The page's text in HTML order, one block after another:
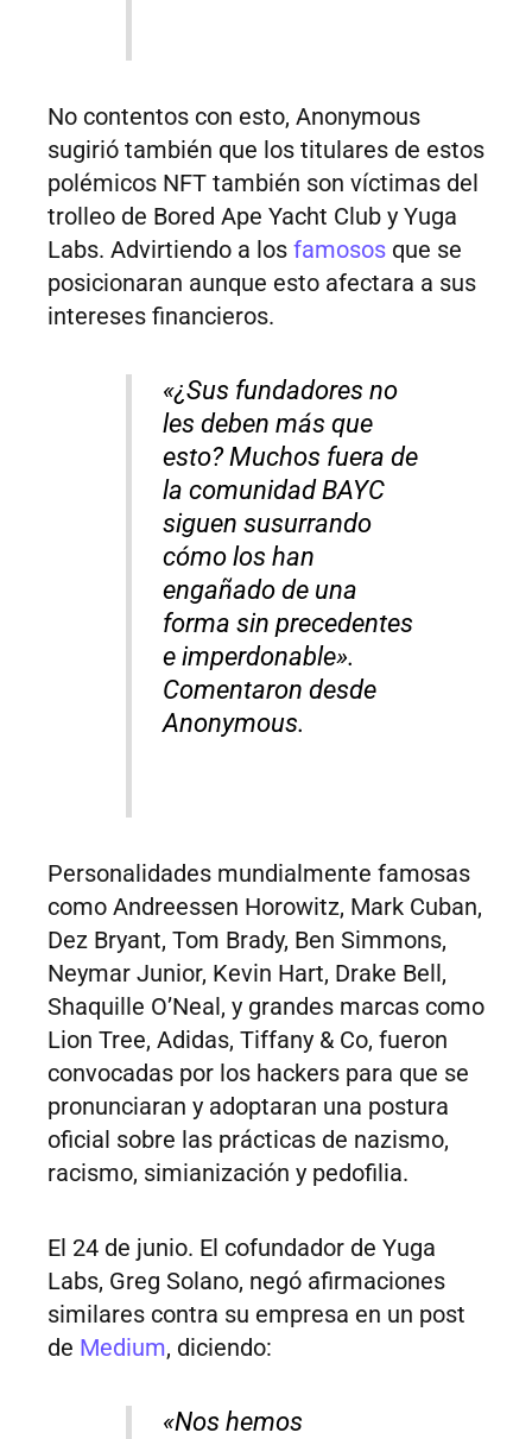
No contentos con esto, Anonymous
sugirió también que los titulares de estos
polémicos NFT también son víctimas del
trolleo de Bored Ape Yacht Club y Yuga
Labs. Advirtiendo a los famosos que se
posicionaran aunque esto afectara a sus
intereses financieros.
«¿Sus fundadores no
les deben más que
esto? Muchos fuera de
la comunidad BAYC
siguen susurrando
cómo los han
engañado de una
forma sin precedentes
e imperdonable».
Comentaron desde
Anonymous.
Personalidades mundialmente famosas
como Andreessen Horowitz, Mark Cuban,
Dez Bryant, Tom Brady, Ben Simmons,
Neymar Junior, Kevin Hart, Drake Bell,
Shaquille O’Neal, y grandes marcas como
Lion Tree, Adidas, Tiffany & Co, fueron
convocadas por los hackers para que se
pronunciaran y adoptaran una postura
oficial sobre las prácticas de nazismo,
racismo, simianización y pedofilia.
El 24 de junio. El cofundador de Yuga
Labs, Greg Solano, negó afirmaciones
similares contra su empresa en un post
de Medium, diciendo:
«Nos hemos